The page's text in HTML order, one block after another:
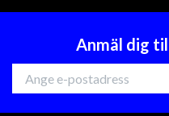
Anmäl dig